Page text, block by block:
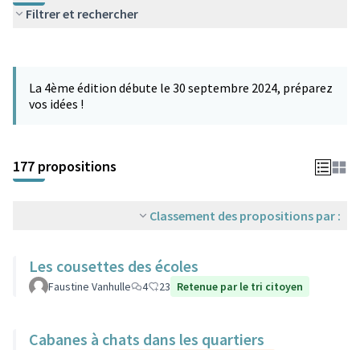
Filtrer et rechercher
−
La 4ème édition débute le 30 septembre 2024, préparez
vos idées !
177 propositions
Classement des propositions par :
Les cousettes des écoles
Faustine Vanhulle 4 23 Retenue par le tri citoyen
Cabanes à chats dans les quartiers